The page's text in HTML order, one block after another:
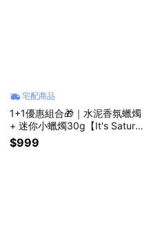
宅配商品
1+1優惠組合🎁｜水泥香氛蠟燭
+ 迷你小蠟燭30g【It's Saturda
y!】｜送禮首選．生日禮物．獅
子座．情人節禮物．喬遷禮
$999